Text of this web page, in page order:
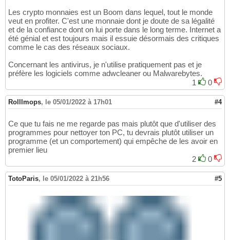
Les crypto monnaies est un Boom dans lequel, tout le monde
veut en profiter. C'est une monnaie dont je doute de sa légalité
et de la confiance dont on lui porte dans le long terme. Internet a
été génial et est toujours mais il essuie désormais des critiques
comme le cas des réseaux sociaux.
Concernant les antivirus, je n'utilise pratiquement pas et je
préfère les logiciels comme adwcleaner ou Malwarebytes.
1
0
Rolllmops, le 05/01/2022 à 17h01 #4
Ce que tu fais ne me regarde pas mais plutôt que d'utiliser des
programmes pour nettoyer ton PC, tu devrais plutôt utiliser un
programme (et un comportement) qui empêche de les avoir en
premier lieu
2
0
TotoParis, le 05/01/2022 à 21h56 #5